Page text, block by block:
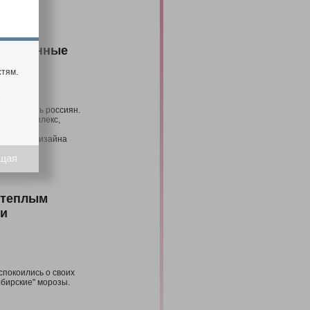
удивлять россиян.
комплекс,
дизайна
о своих
морозы.